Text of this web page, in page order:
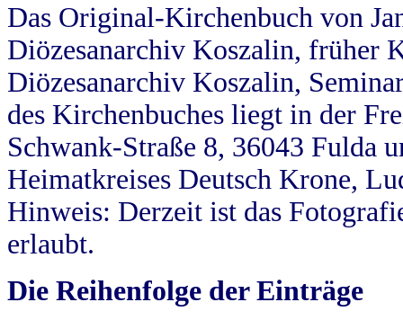
Das Original-Kirchenbuch von
Diözesanarchiv Koszalin, früher
Diözesanarchiv Koszalin,
des Kirchenbuches liegt in der
Schwank-Straße 8, 36043 Fulda
Heimatkreises Deutsch Krone,
Hinweis: Derzeit ist das
erlaubt.
Die Reihenfolge der Einträge